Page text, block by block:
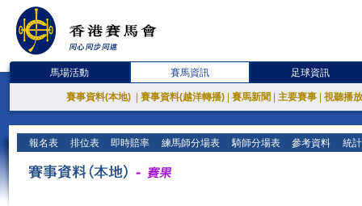
馬場活動 賽馬資訊 足球資訊
賽事資料(本地) 賽事資料(越洋轉播) 賽馬新聞 主要賽事 視聽播
報名表 排位表 即時賠率 練馬師分場表 騎師分場表 參考資料 統